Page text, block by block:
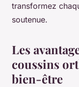
transformez
soutenue.
Les
coussins
bien-être